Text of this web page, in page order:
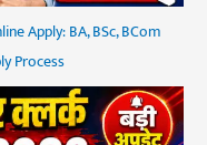
Apply: BA, BSc, BCom
Process